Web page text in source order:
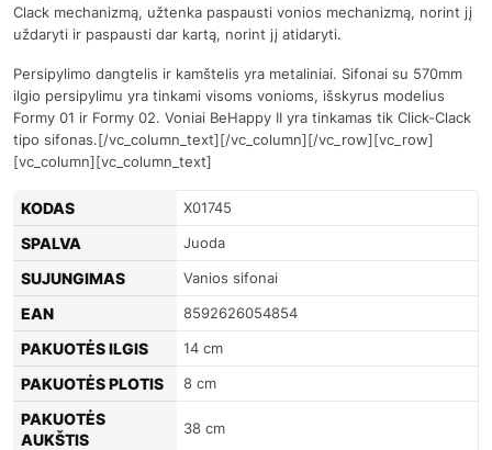
Clack mechanizmą, užtenka paspausti vonios mechanizmą, norint jį
uždaryti ir paspausti dar kartą, norint jį atidaryti.
Persipylimo dangtelis ir kamštelis yra metaliniai. Sifonai su 570mm
ilgio persipylimu yra tinkami visoms vonioms, išskyrus modelius
Formy 01 ir Formy 02. Voniai BeHappy II yra tinkamas tik Click-Clack
tipo sifonas.[/vc_column_text][/vc_column][/vc_row][vc_row]
[vc_column][vc_column_text]
KODAS X01745
SPALVA Juoda
SUJUNGIMAS Vanios sifonai
EAN 8592626054854
PAKUOTĖS ILGIS 14 cm
PAKUOTĖS PLOTIS 8 cm
PAKUOTĖS
AUKŠTIS
38 cm